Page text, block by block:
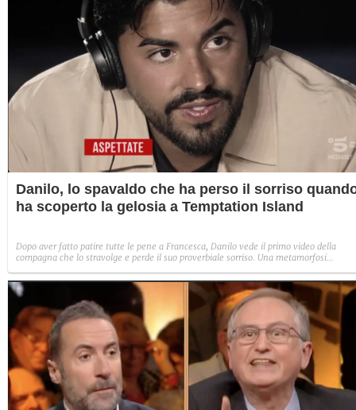
Danilo, lo spavaldo che ha perso il sorriso
ha scoperto la gelosia a Temptation Island
Dopo aver fatto patire tutte le pene a Francesca, Danilo vede il primo video della
compagna che lo stravolge e perde il suo proverbiale sorriso. Una metamorfosi